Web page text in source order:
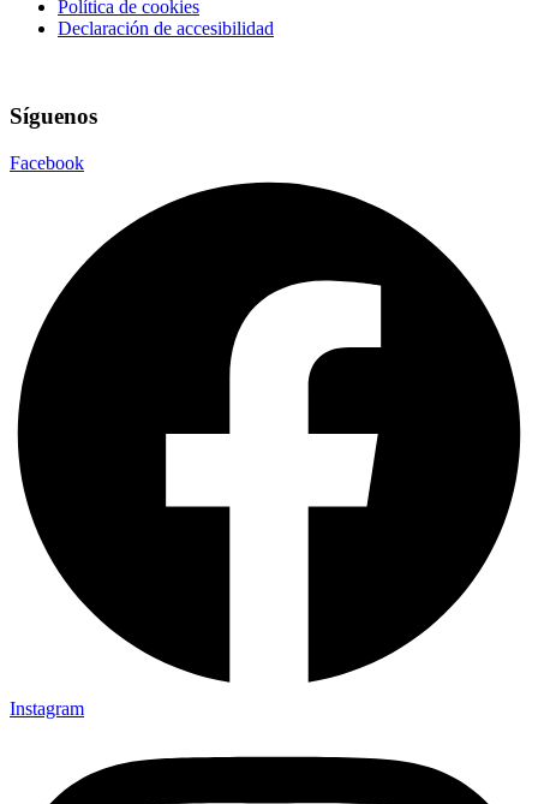
Política de cookies
Declaración de accesibilidad
Síguenos
Facebook
Instagram